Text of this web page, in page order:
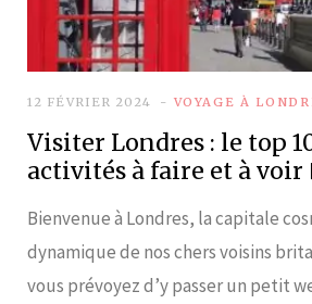
VOYAGE À
12 FÉVRIER 2024
Visiter Londres : le top
activités à faire et à voir
Bienvenue à Londres, la capitale
dynamique de nos chers voisins
vous prévoyez d’y passer un petit